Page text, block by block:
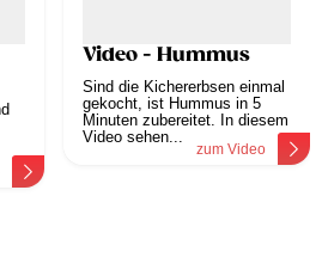
Video - Hummus
Sind die Kichererbsen einmal
gekocht, ist Hummus in 5
Minuten zubereitet. In diesem
Video sehen...
zum Video